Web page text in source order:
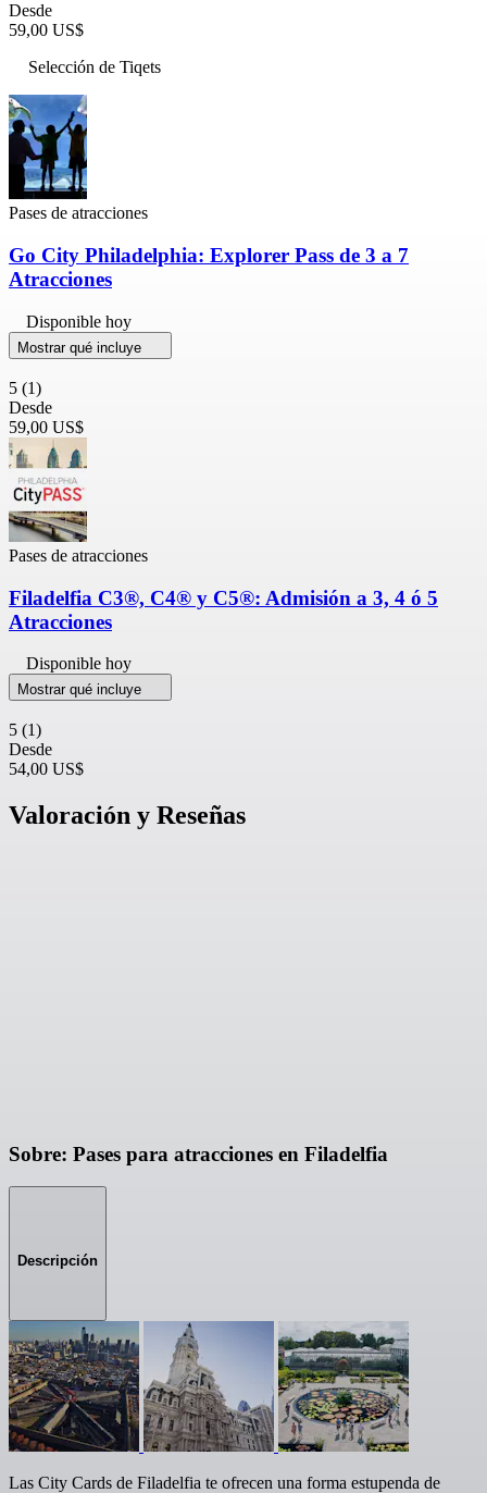
Desde
59,00 US$
Selección de Tiqets
Pases de atracciones
Go City Philadelphia: Explorer Pass de 3 a 7
Atracciones
Disponible hoy
Mostrar qué incluye
5 (1)
Desde
59,00 US$
Pases de atracciones
Filadelfia C3®, C4® y C5®: Admisión a 3, 4 ó 5
Atracciones
Disponible hoy
Mostrar qué incluye
5 (1)
Desde
54,00 US$
Valoración y Reseñas
Sobre: Pases para atracciones en Filadelfia
Descripción
Las City Cards de Filadelfia te ofrecen una forma estupenda de